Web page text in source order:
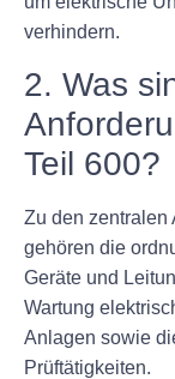
verhindern.
2. Was
Teil 600?
Zu den zentralen
gehören die
Geräte und
Wartung
Anlagen sowie
Prüftätigkeiten.